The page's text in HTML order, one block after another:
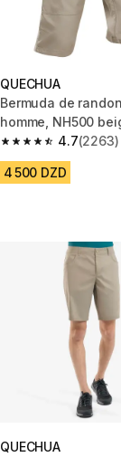
QUECHUA
Bermuda de
homme, NH500
4.7
4.7 out of 5 stars
(2263)
4 500 DZD
QUECHUA